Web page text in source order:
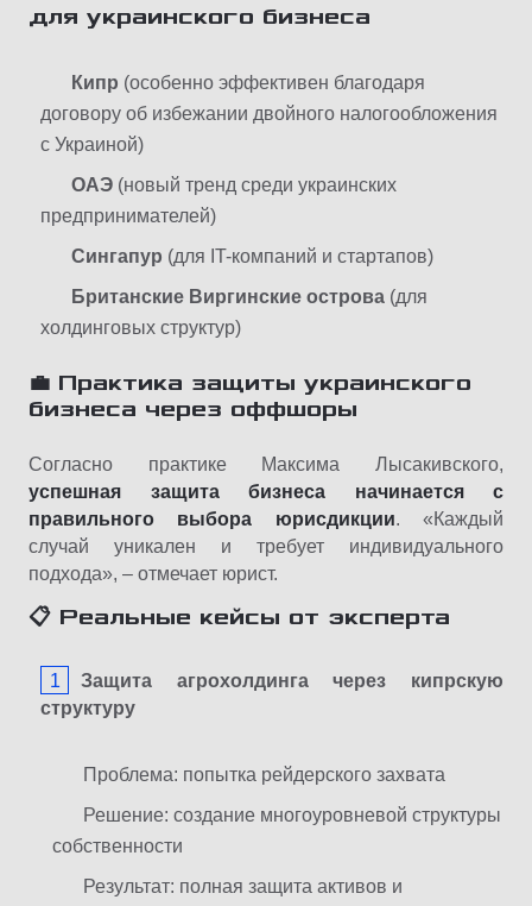
для украинского бизнеса
Кипр (особенно эффективен благодаря
договору об избежании двойного налогообложения
с Украиной)
ОАЭ (новый тренд среди украинских
предпринимателей)
Сингапур (для IT-компаний и стартапов)
Британские Виргинские острова (для
холдинговых структур)
💼 Практика защиты украинского
бизнеса через оффшоры
Согласно практике Максима Лысакивского,
успешная защита бизнеса начинается с
правильного выбора юрисдикции. «Каждый
случай уникален и требует индивидуального
подхода», – отмечает юрист.
📋 Реальные кейсы от эксперта
Защита агрохолдинга через кипрскую
структуру
Проблема: попытка рейдерского захвата
Решение: создание многоуровневой структуры
собственности
Результат: полная защита активов и